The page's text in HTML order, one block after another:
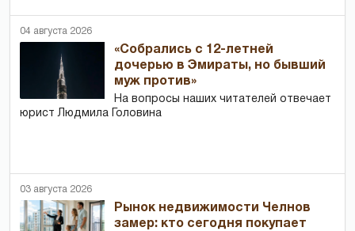
04 августа 2026
«Собрались с 12-летней
дочерью в Эмираты, но бывший
муж против»
На вопросы наших читателей отвечает
юрист Людмила Головина
03 августа 2026
Рынок недвижимости Челнов
замер: кто сегодня покупает